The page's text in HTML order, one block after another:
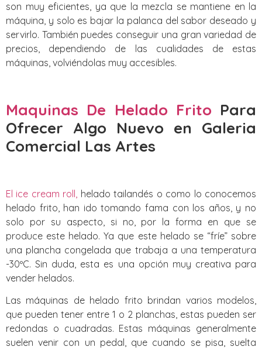
son muy eficientes, ya que la mezcla se mantiene en la
máquina, y solo es bajar la palanca del sabor deseado y
servirlo. También puedes conseguir una gran variedad de
precios, dependiendo de las cualidades de estas
máquinas, volviéndolas muy accesibles.
Maquinas De Helado Frito Para
Ofrecer Algo Nuevo en Galeria
Comercial Las Artes
El ice cream roll, helado tailandés o como lo conocemos
helado frito, han ido tomando fama con los años, y no
solo por su aspecto, si no, por la forma en que se
produce este helado. Ya que este helado se “fríe” sobre
una plancha congelada que trabaja a una temperatura
-30ºC. Sin duda, esta es una opción muy creativa para
vender helados.
Las máquinas de helado frito brindan varios modelos,
que pueden tener entre 1 o 2 planchas, estas pueden ser
redondas o cuadradas. Estas máquinas generalmente
suelen venir con un pedal, que cuando se pisa, suelta